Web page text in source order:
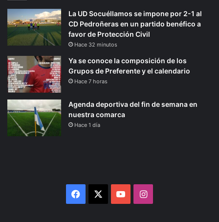
La UD Socuéllamos se impone por 2-1 al
CD Pedroñeras en un partido benéfico a
favor de Protección Civil
Hace 32 minutos
Ya se conoce la composición de los
Grupos de Preferente y el calendario
Hace 7 horas
Agenda deportiva del fin de semana en
nuestra comarca
Hace 1 día
Facebook YouTubeInstagram